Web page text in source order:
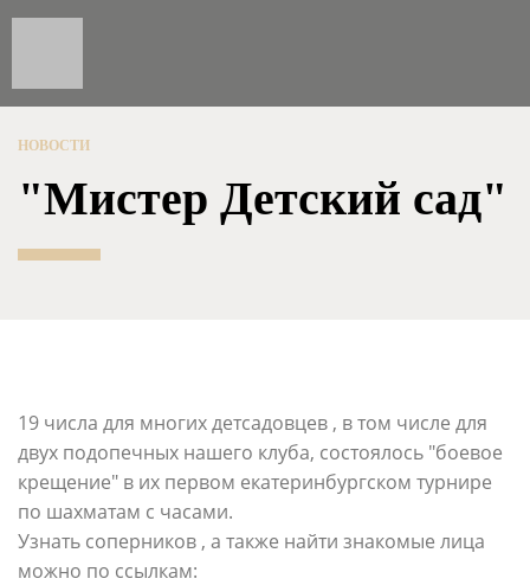
НОВОСТИ
"Мистер Детский сад"
19 числа для многих детсадовцев , в том числе для
двух подопечных нашего клуба, состоялось "боевое
крещение" в их первом екатеринбургском турнире
по шахматам с часами.
Узнать соперников , а также найти знакомые лица
можно по ссылкам: